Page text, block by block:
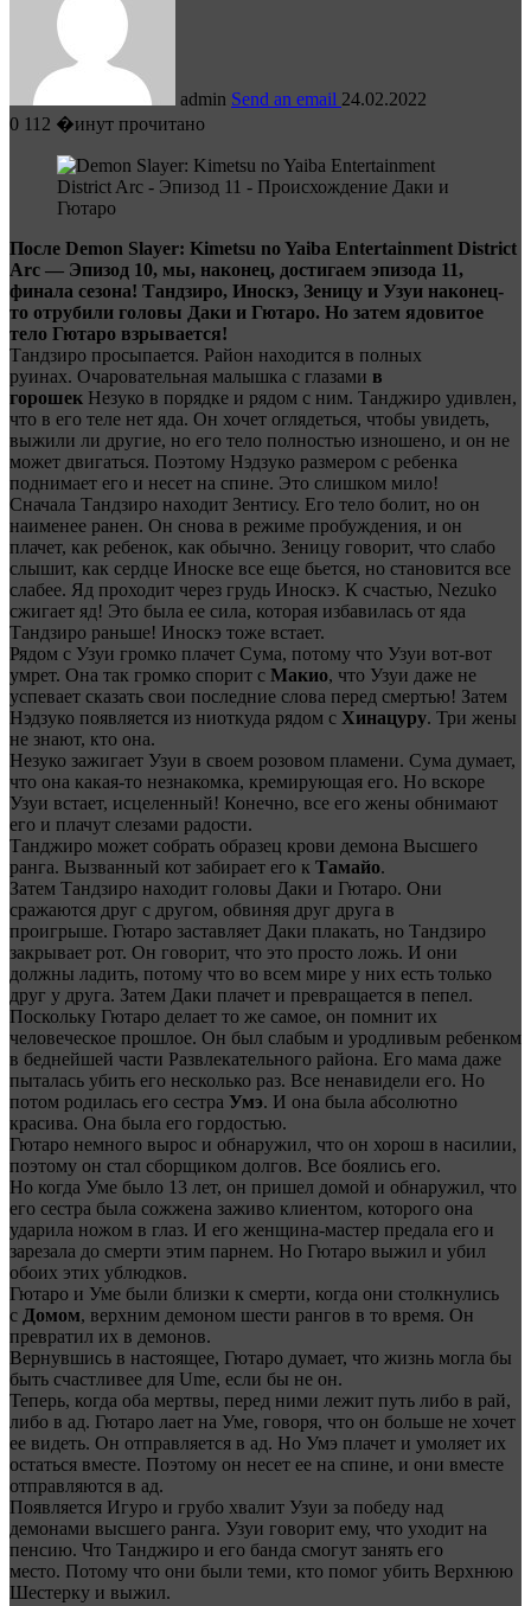
admin Send an email 24.02.2022
0 112 �инут прочитано
После Demon Slayer: Kimetsu no Yaiba Entertainment District
Arc — Эпизод 10, мы, наконец, достигаем эпизода 11,
финала сезона! Тандзиро, Иноскэ, Зеницу и Узуи наконец-
то отрубили головы Даки и Гютаро. Но затем ядовитое
тело Гютаро взрывается!
Тандзиро просыпается. Район находится в полных
руинах. Очаровательная малышка с глазами в
горошек Незуко в порядке и рядом с ним. Танджиро удивлен,
что в его теле нет яда. Он хочет оглядеться, чтобы увидеть,
выжили ли другие, но его тело полностью изношено, и он не
может двигаться. Поэтому Нэдзуко размером с ребенка
поднимает его и несет на спине. Это слишком мило!
Сначала Тандзиро находит Зентису. Его тело болит, но он
наименее ранен. Он снова в режиме пробуждения, и он
плачет, как ребенок, как обычно. Зеницу говорит, что слабо
слышит, как сердце Иноске все еще бьется, но становится все
слабее. Яд проходит через грудь Иноскэ. К счастью, Nezuko
сжигает яд! Это была ее сила, которая избавилась от яда
Тандзиро раньше! Иноскэ тоже встает.
Рядом с Узуи громко плачет Сума, потому что Узуи вот-вот
умрет. Она так громко спорит с Макио, что Узуи даже не
успевает сказать свои последние слова перед смертью! Затем
Нэдзуко появляется из ниоткуда рядом с Хинацуру. Три жены
не знают, кто она.
Незуко зажигает Узуи в своем розовом пламени. Сума думает,
что она какая-то незнакомка, кремирующая его. Но вскоре
Узуи встает, исцеленный! Конечно, все его жены обнимают
его и плачут слезами радости.
Танджиро может собрать образец крови демона Высшего
ранга. Вызванный кот забирает его к Тамайо.
Затем Тандзиро находит головы Даки и Гютаро. Они
сражаются друг с другом, обвиняя друг друга в
проигрыше. Гютаро заставляет Даки плакать, но Тандзиро
закрывает рот. Он говорит, что это просто ложь. И они
должны ладить, потому что во всем мире у них есть только
друг у друга. Затем Даки плачет и превращается в пепел.
Поскольку Гютаро делает то же самое, он помнит их
человеческое прошлое. Он был слабым и уродливым ребенком
в беднейшей части Развлекательного района. Его мама даже
пыталась убить его несколько раз. Все ненавидели его. Но
потом родилась его сестра Умэ. И она была абсолютно
красива. Она была его гордостью.
Гютаро немного вырос и обнаружил, что он хорош в насилии,
поэтому он стал сборщиком долгов. Все боялись его.
Но когда Уме было 13 лет, он пришел домой и обнаружил, что
его сестра была сожжена заживо клиентом, которого она
ударила ножом в глаз. И его женщина-мастер предала его и
зарезала до смерти этим парнем. Но Гютаро выжил и убил
обоих этих ублюдков.
Гютаро и Уме были близки к смерти, когда они столкнулись
с Домом, верхним демоном шести рангов в то время. Он
превратил их в демонов.
Вернувшись в настоящее, Гютаро думает, что жизнь могла бы
быть счастливее для Ume, если бы не он.
Теперь, когда оба мертвы, перед ними лежит путь либо в рай,
либо в ад. Гютаро лает на Уме, говоря, что он больше не хочет
ее видеть. Он отправляется в ад. Но Умэ плачет и умоляет их
остаться вместе. Поэтому он несет ее на спине, и они вместе
отправляются в ад.
Появляется Игуро и грубо хвалит Узуи за победу над
демонами высшего ранга. Узуи говорит ему, что уходит на
пенсию. Что Танджиро и его банда смогут занять его
место. Потому что они были теми, кто помог убить Верхнюю
Шестерку и выжил.